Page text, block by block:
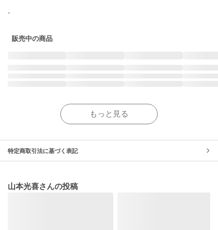
-
販売中の商品
もっと見る
特定商取引法に基づく表記
山本光喜さんの投稿